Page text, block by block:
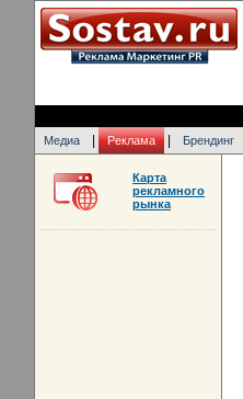
Медиа Реклама Брендинг
Карта
рекламного
рынка